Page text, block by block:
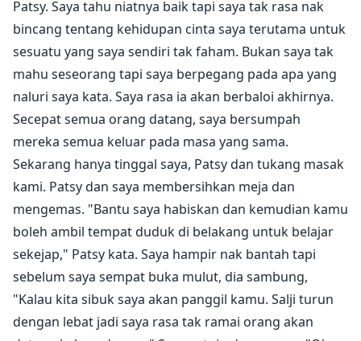
Patsy. Saya tahu niatnya baik tapi saya tak rasa nak
bincang tentang kehidupan cinta saya terutama untuk
sesuatu yang saya sendiri tak faham. Bukan saya tak
mahu seseorang tapi saya berpegang pada apa yang
naluri saya kata. Saya rasa ia akan berbaloi akhirnya.
Secepat semua orang datang, saya bersumpah
mereka semua keluar pada masa yang sama.
Sekarang hanya tinggal saya, Patsy dan tukang masak
kami. Patsy dan saya membersihkan meja dan
mengemas. "Bantu saya habiskan dan kemudian kamu
boleh ambil tempat duduk di belakang untuk belajar
sekejap," Patsy kata. Saya hampir nak bantah tapi
sebelum saya sempat buka mulut, dia sambung,
"Kalau kita sibuk saya akan panggil kamu. Salji turun
dengan lebat jadi saya rasa tak ramai orang akan